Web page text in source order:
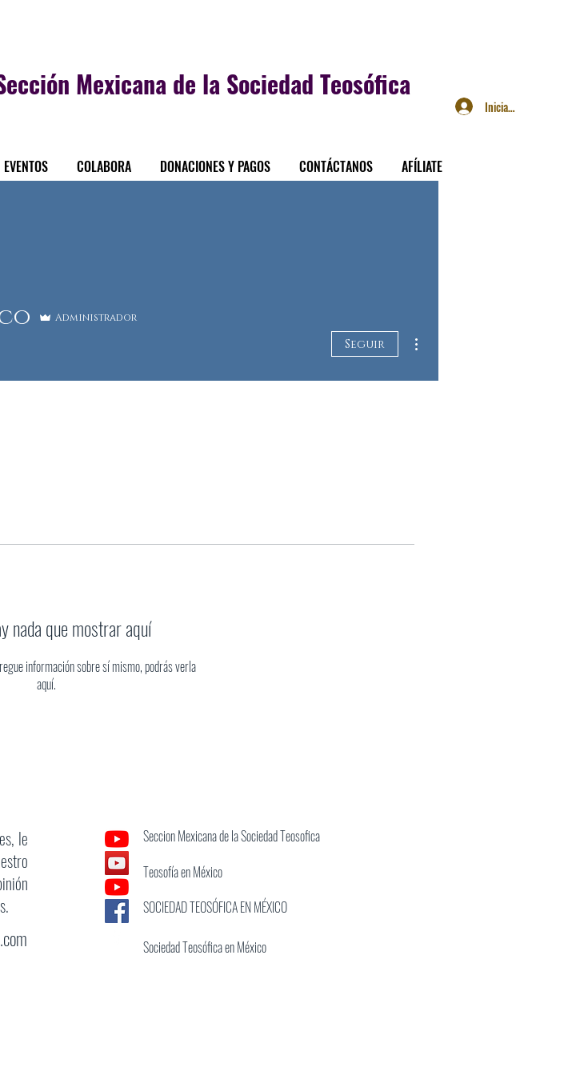
Mexicana de la Sociedad Teosófica
EVENTOS COLABORA DONACIONES Y PAGOS CONTÁCTANOS AFÍLIATE
Iniciar sesión
nada que mostrar aquí
información sobre sí mismo, podrás verla
aquí.
Administrador
Seguir
le
Seccion Mexicana de la Sociedad Teosofica
Teosofía en México
SOCIEDAD TEOSÓFICA EN MÉXICO
Sociedad Teosófica en México